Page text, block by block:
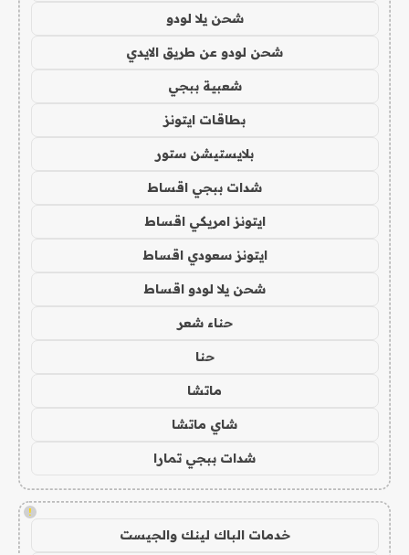
شحن يلا لودو
شحن لودو عن طريق الايدي
شعبية ببجي
بطاقات ايتونز
بلايستيشن ستور
شدات ببجي اقساط
ايتونز امريكي اقساط
ايتونز سعودي اقساط
شحن يلا لودو اقساط
حناء شعر
حنا
ماتشا
شاي ماتشا
شدات ببجي تمارا
!
خدمات الباك لينك والجيست